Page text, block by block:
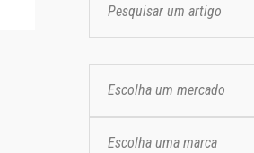
Escolha um mercado
Escolha uma marca